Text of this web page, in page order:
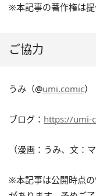
※本記事の著作権は
ご協力
うみ（@umi.comic）
ブログ： https://umi-
（漫画：うみ、文：
※本記事は公開時点